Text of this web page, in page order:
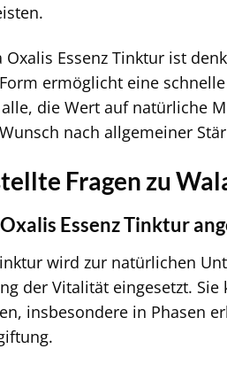
Oxalis Essenz Tinktur ist
ermöglicht eine
die Wert auf natürliche
nach allgemeiner
Fragen zu
Essenz Tinktur
wird zur natürlichen
der Vitalität eingesetzt.
insbesondere in Phasen